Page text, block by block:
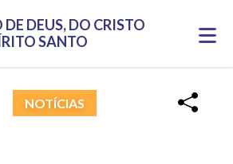
DEUS, DO CRISTO
SANTO
NOTÍCIAS